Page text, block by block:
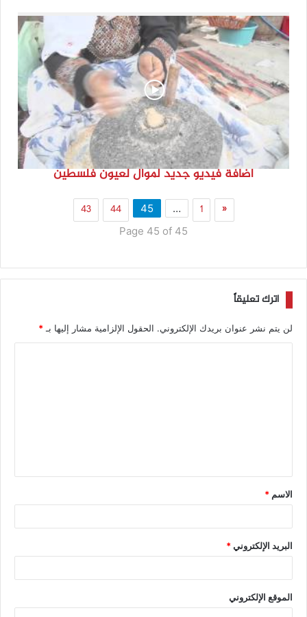
اضافة فيديو جديد لموال لعيون فلسطين
«
1
…
43 44
45
Page 45 of 45
اترك تعليقاً
لن يتم نشر عنوان بريدك الإلكتروني. الحقول الإلزامية مشار إليها بـ *
الاسم *
البريد الإلكتروني*
الموقع الإلكتروني